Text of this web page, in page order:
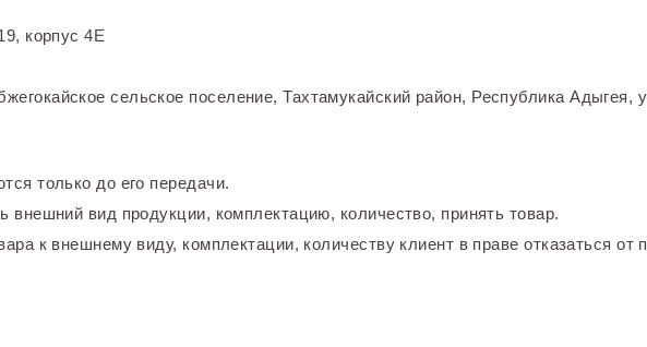
корпус 4Е
сельское поселение, Тахтамукайский район, Республика Адыгея,
только до его передачи.
внешний вид продукции, комплектацию, количество, принять товар.
к внешнему виду, комплектации, количеству клиент в праве отказаться от